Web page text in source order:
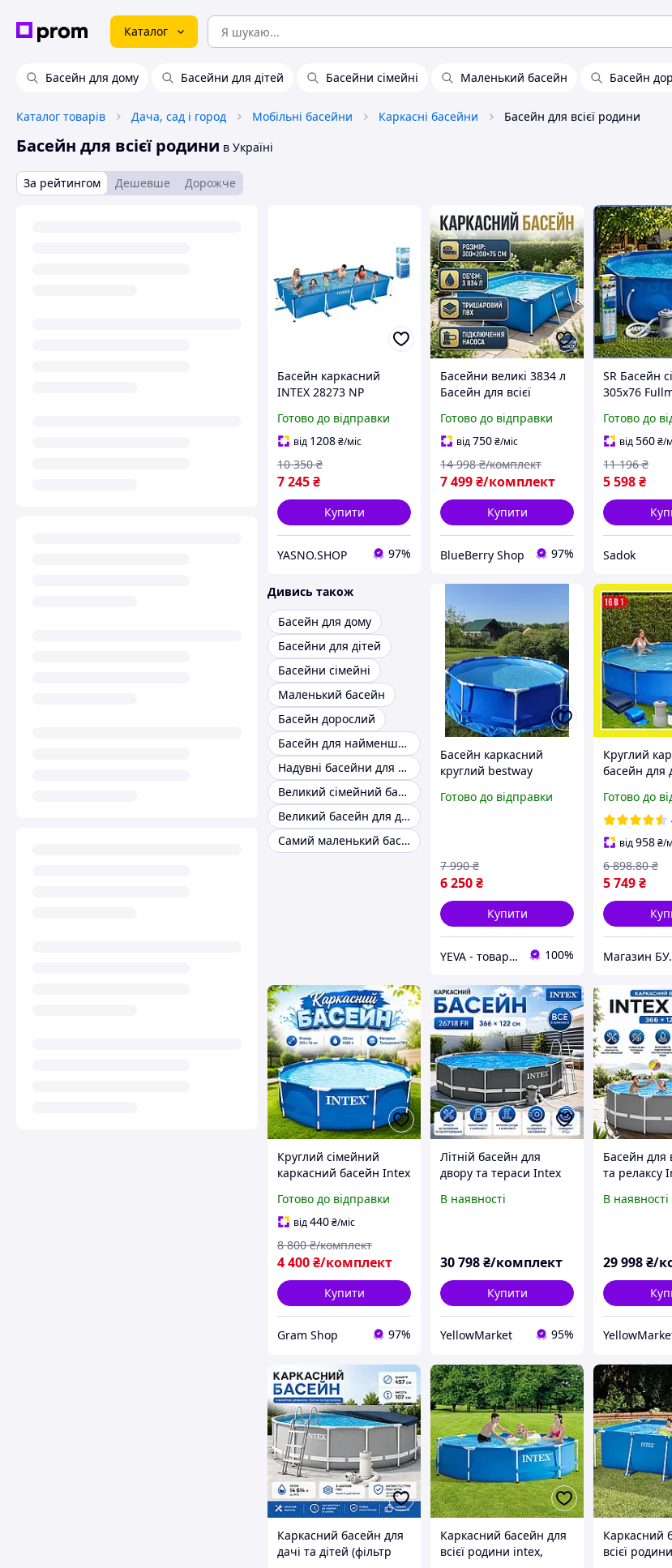
Каталог
Басейн для дому Басейни для дітей Басейни сімейні Маленький басейн Басейн
Каталог товарів Дача, сад і город Мобільні басейни Каркасні басейни Басейн для всієї родини
Басейн для всієї родини в Україні
За рейтингом Дешевше Дорожче
Басейн каркасний
INTEX 28273 NP
всієї родини
450х220х84 см, 7127 л.
Готово до відправки
від 1208₴/міс
7 245₴
10 350 ₴
Купити
YASNO.SHOP 97%
Басейни великі 3834 л
Басейн для всієї
каркасний басейн)
Мобільні басейни
(Сбірний басейн для
дачі)
Готово до відправки
від750₴/міс
7 499₴/комплект
14 998 ₴/комплект
Купити
BlueBerry Shop 97%
SR Басейн
305x76
КАРКАС +
НАСОС,
каркасний
всієї родини
Готово до
від560₴/
5 598₴
11 196 ₴
Sadok
Дивись також
Басейн для дому
Басейни для дітей
Басейни сімейні
Маленький басейн
Басейн дорослий
Басейн для найменших
Надувні басейни для сім'ї
Великий сімейний басейн
Великий басейн для дітей
Самий маленький басейн
Басейн каркасний
круглий bestway
насосом, Каркасний
Готово до відправки
6 250₴
7 990 ₴
Купити
YEVA - товари для відпочинку та новорічний декор 100%
Круглий
басейн для
садову
басейн для
родини DL
Готово до
від958₴/
5 749₴
6 898.80 ₴
Круглий сімейний
каркасний басейн Intex
родини Каркасний
басейн для відпочинку
інтекс 4485 л
Готово до відправки
від440₴/міс
4 400₴/комплект
8 800 ₴/комплект
Купити
Gram Shop 97%
Літній басейн для
двору та тераси Intex
всієї родини 26718 FR
В наявності
30 798₴/комплект
Купити
YellowMarket 95%
Басейн для
та релаксу
всієї
В наявності
29 998₴/
Каркасний басейн для
дачі та дітей (фільтр
Каркасний басейн для
всієї родини intex,
Каркасний
всієї